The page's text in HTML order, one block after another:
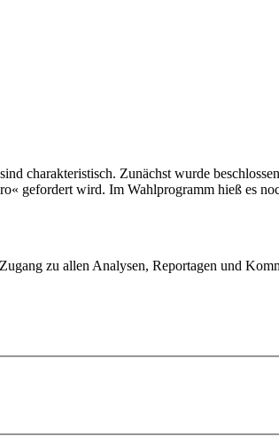
charakteristisch. Zunächst wurde
gefordert wird. Im Wahlprogramm hieß es
zu allen Analysen, Reportagen und